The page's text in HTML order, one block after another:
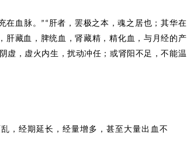
在血脉。 ”“ 肝者，罢极之本，魂之居也；其华在
肝藏血，脾统血，肾藏精，精化血，与月经的产
虚，虚火内生，扰动冲任；或肾阳不足，不能温
，经期延长，经量增多，甚至大量出血不